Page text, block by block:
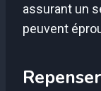
assurant un
peuvent